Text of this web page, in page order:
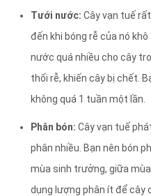
Tưới nước: Cây vạn tuế
đến khi bóng rễ của nó
nước quá nhiều cho cây
thối rễ, khiến cây bị chết.
không quá 1 tuần một lần.
Phân bón: Cây vạn tuế
phân nhiều. Bạn nên bón
mùa sinh trưởng, giữa
dụng lượng phân ít để cây